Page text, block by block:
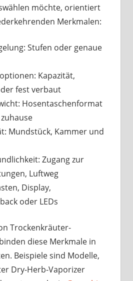
möchte, orientiert
Merkmalen:
Stufen oder genaue
Kapazität,
fest verbaut
Hosentaschenformat
Mundstück, Kammer und
Zugang zur
Luftweg
Display,
oder LEDs
Trockenkräuter-
diese Merkmale in
Beispiele sind Modelle,
Dry-Herb-Vaporizer